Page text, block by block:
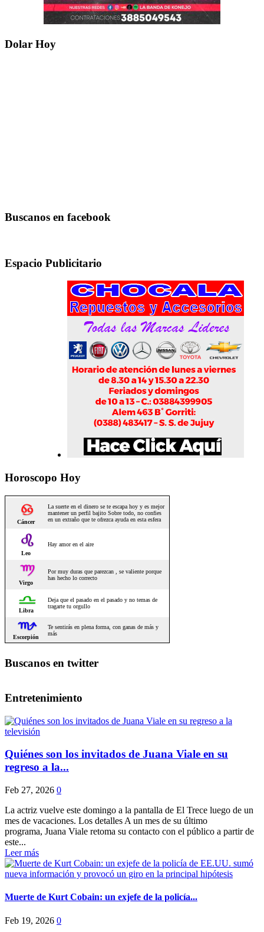
Dolar Hoy
Buscanos en facebook
Espacio Publicitario
Horoscopo Hoy
Buscanos en twitter
Entretenimiento
Quiénes son los invitados de Juana Viale en su
regreso a la...
Feb 27, 2026 0
La actriz vuelve este domingo a la pantalla de El Trece luego de un
mes de vacaciones. Los detalles A un mes de su último
programa, Juana Viale retoma su contacto con el público a partir de
este...
Leer más
Muerte de Kurt Cobain: un exjefe de la policía...
Feb 19, 2026 0